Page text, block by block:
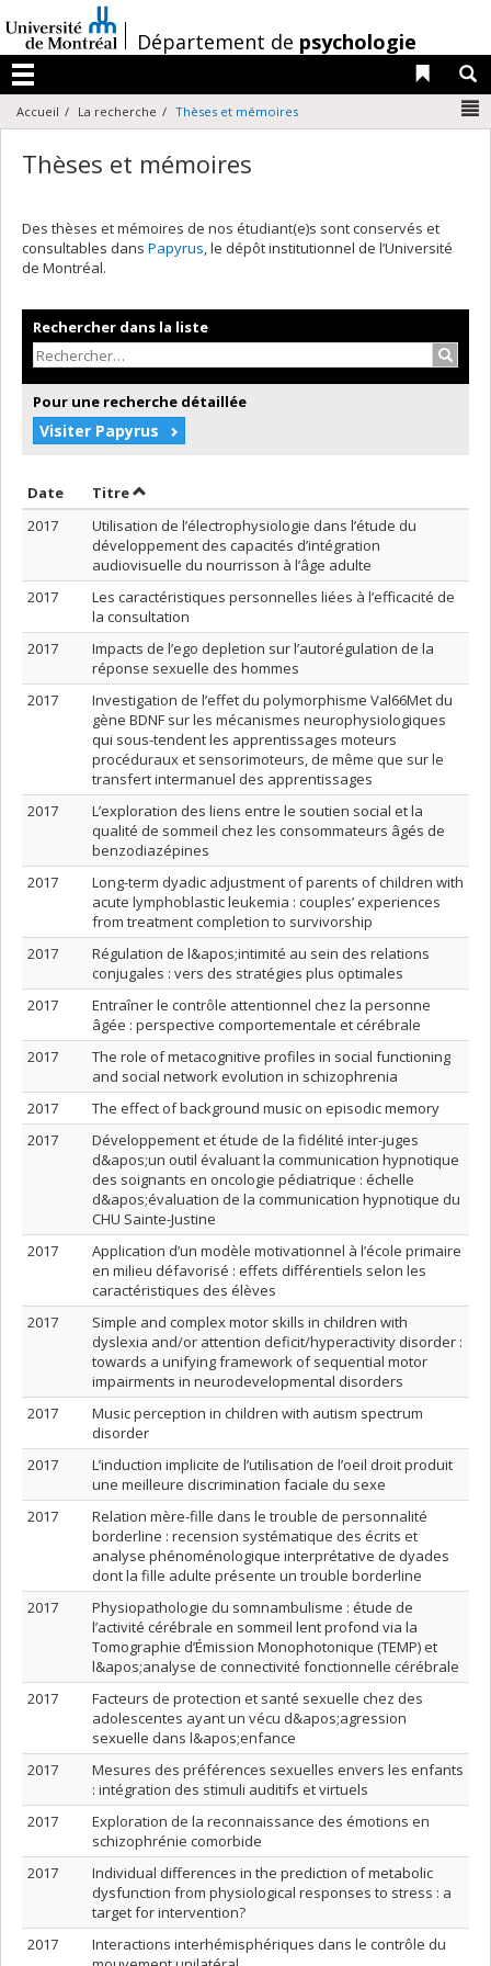
au
contenu
/Département de psychologie
Menu
Liens
Accueil La recherche Thèses et mémoires
Thèses et mémoires
Des thèses et mémoires de nos étudiant(e)s sont conservés et
consultables dans Papyrus, le dépôt institutionnel de l’Université
de Montréal.
Rechercher dans la liste
Pour une recherche détaillée
Visiter Papyrus
Date Trier par date en ordre croissant
TitreTrier par titre en ordre croissant
2017
Utilisation de l’électrophysiologie dans l’étude du
développement des capacités d’intégration
audiovisuelle du nourrisson à l’âge adulte
2017
Les caractéristiques personnelles liées à l’efficacité de
la consultation
2017
Impacts de l’ego depletion sur l’autorégulation de la
réponse sexuelle des hommes
2017
Investigation de l’effet du polymorphisme Val66Met du
gène BDNF sur les mécanismes neurophysiologiques
qui sous-tendent les apprentissages moteurs
procéduraux et sensorimoteurs, de même que sur le
transfert intermanuel des apprentissages
2017
L’exploration des liens entre le soutien social et la
qualité de sommeil chez les consommateurs âgés de
benzodiazépines
2017
Long-term dyadic adjustment of parents of children with
acute lymphoblastic leukemia : couples’ experiences
from treatment completion to survivorship
2017
Régulation de l&apos;intimité au sein des relations
conjugales : vers des stratégies plus optimales
2017
Entraîner le contrôle attentionnel chez la personne
âgée : perspective comportementale et cérébrale
2017
The role of metacognitive profiles in social functioning
and social network evolution in schizophrenia
2017
The effect of background music on episodic memory
2017
Développement et étude de la fidélité inter-juges
d&apos;un outil évaluant la communication hypnotique
des soignants en oncologie pédiatrique : échelle
d&apos;évaluation de la communication hypnotique du
CHU Sainte-Justine
2017
Application d’un modèle motivationnel à l’école primaire
en milieu défavorisé : effets différentiels selon les
caractéristiques des élèves
2017
Simple and complex motor skills in children with
dyslexia and/or attention deficit/hyperactivity disorder :
towards a unifying framework of sequential motor
impairments in neurodevelopmental disorders
2017
Music perception in children with autism spectrum
disorder
2017
L’induction implicite de l’utilisation de l’oeil droit produit
une meilleure discrimination faciale du sexe
2017
Relation mère-fille dans le trouble de personnalité
borderline : recension systématique des écrits et
analyse phénoménologique interprétative de dyades
dont la fille adulte présente un trouble borderline
2017
Physiopathologie du somnambulisme : étude de
l’activité cérébrale en sommeil lent profond via la
Tomographie d’Émission Monophotonique (TEMP) et
l&apos;analyse de connectivité fonctionnelle cérébrale
2017
Facteurs de protection et santé sexuelle chez des
adolescentes ayant un vécu d&apos;agression
sexuelle dans l&apos;enfance
2017
Mesures des préférences sexuelles envers les enfants
: intégration des stimuli auditifs et virtuels
2017
Exploration de la reconnaissance des émotions en
schizophrénie comorbide
2017
Individual differences in the prediction of metabolic
dysfunction from physiological responses to stress : a
target for intervention?
2017
Interactions interhémisphériques dans le contrôle du